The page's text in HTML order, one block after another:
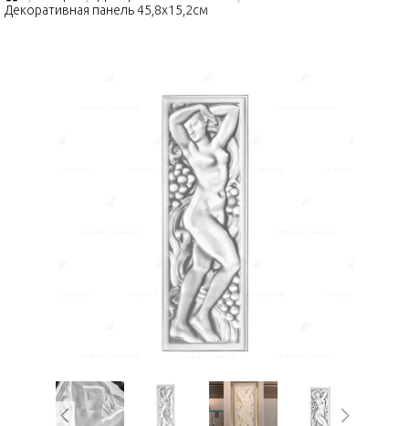
Декоративная панель 45,8x15,2см